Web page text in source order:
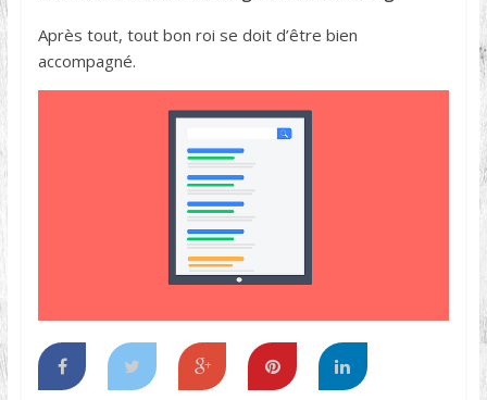
Après tout, tout bon roi se doit d’être bien
accompagné.